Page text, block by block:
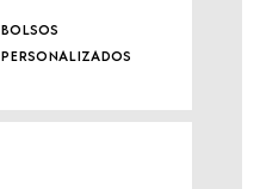
bolsos
personalizados